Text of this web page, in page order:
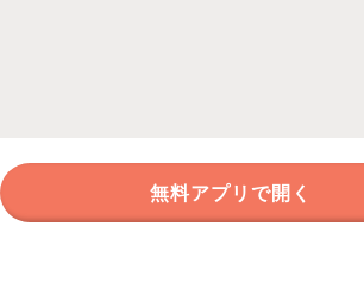
無料アプリで開く